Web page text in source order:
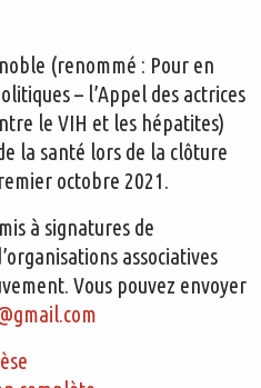
(renommé : Pour en
– l’Appel des actrices
le VIH et les hépatites)
la santé lors de la clôture
octobre 2021.
à signatures de
associatives
Vous pouvez envoyer